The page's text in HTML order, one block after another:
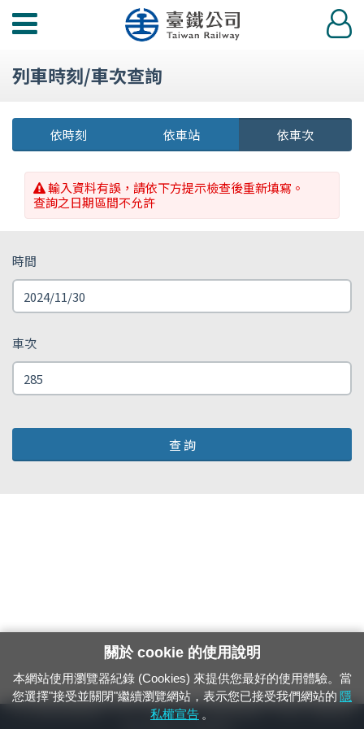
功
選
登
入
列車時刻/車次查詢
依時刻 依車站 依車次
輸入資料有誤，請依下方提示檢查後重新填寫。
查詢之日期區間不允許
時間
車次
查 詢
24小時緊急通報電話：1933（市話、手機，僅限發現軌道、平交道、橋樑及隧
關於 cookie 的使用說明
本網站使用瀏覽器紀錄 (Cookies) 來提供您最好的使用體驗。當
您選擇"接受並關閉"繼續瀏覽網站，表示您已接受我們網站的 隱
私權宣告 。